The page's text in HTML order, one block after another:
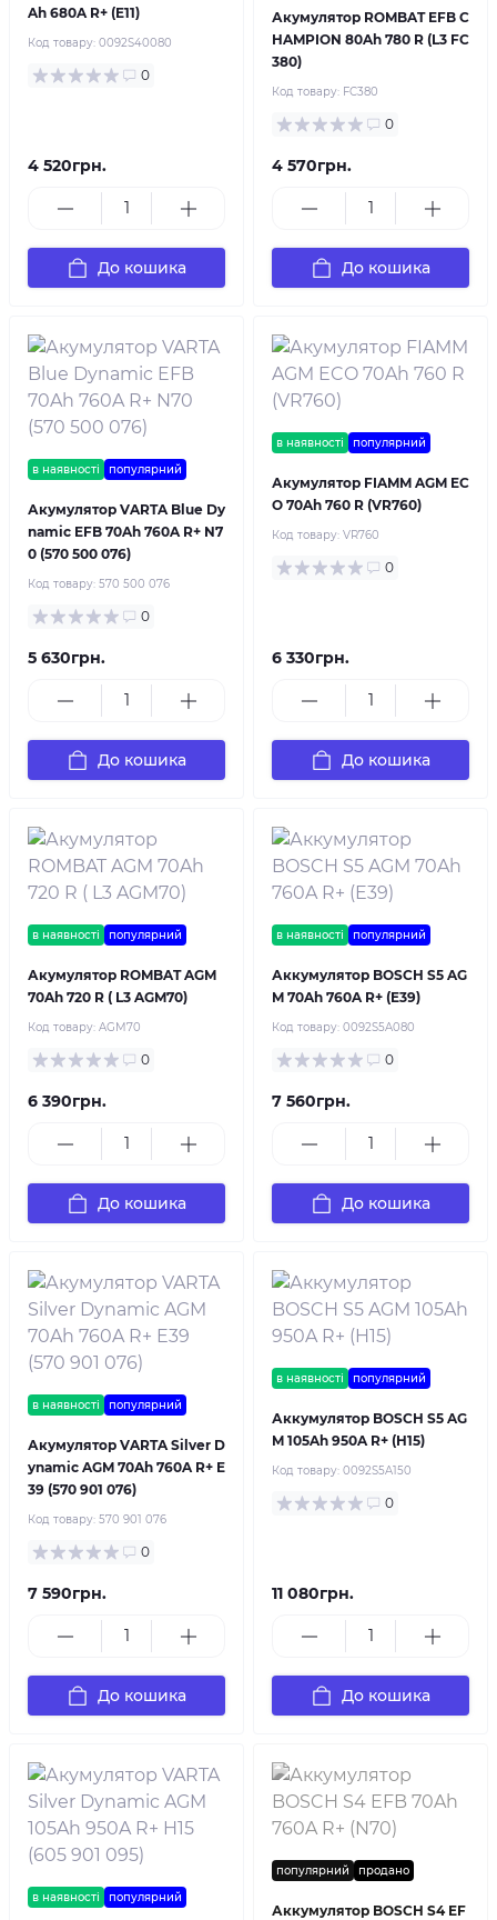
Ah 680A R+ (E11)
Код товару: 0092S40080
0
4 520грн.
До кошика
Акумулятор ROMBAT EFB C
HAMPION 80Ah 780 R (L3 FC
380)
Код товару: FC380
0
4 570грн.
До кошика
в наявності популярний
Акумулятор VARTA Blue Dy
namic EFB 70Ah 760A R+ N7
0 (570 500 076)
Код товару: 570 500 076
0
5 630грн.
До кошика
в наявності популярний
Акумулятор FIAMM AGM EC
O 70Ah 760 R (VR760)
Код товару: VR760
0
6 330грн.
До кошика
в наявності популярний
Акумулятор ROMBAT AGM
70Ah 720 R ( L3 AGM70)
Код товару: AGM70
0
6 390грн.
До кошика
в наявності популярний
Аккумулятор BOSCH S5 AG
M 70Ah 760A R+ (E39)
Код товару: 0092S5A080
0
7 560грн.
До кошика
в наявності популярний
Акумулятор VARTA Silver D
ynamic AGM 70Ah 760A R+ E
39 (570 901 076)
Код товару: 570 901 076
0
7 590грн.
До кошика
в наявності популярний
Аккумулятор BOSCH S5 AG
M 105Ah 950A R+ (H15)
Код товару: 0092S5A150
0
11 080грн.
До кошика
в наявності популярний
популярний продано
Аккумулятор BOSCH S4 EF